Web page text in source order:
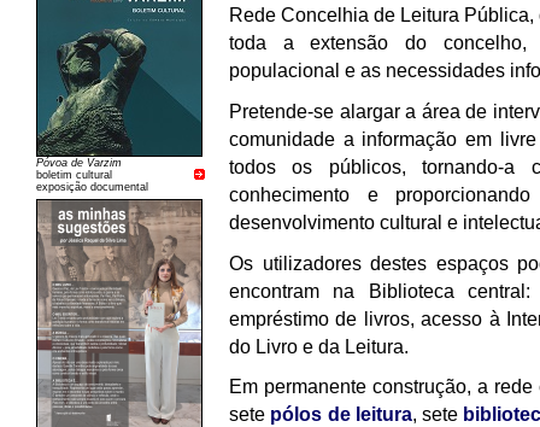
Póvoa de Varzim
boletim cultural
exposição documental
Rede Concelhia de Leitura
toda a extensão do concelho,
populacional e as necessidades
Pretende-se alargar a área de
comunidade a informação em
todos os públicos, tornando-a
conhecimento e
desenvolvimento cultural e
Os utilizadores destes espaços
encontram na Biblioteca
empréstimo de livros, acesso à
do Livro e da Leitura.
Em permanente construção, a
sete pólos de leitura, sete